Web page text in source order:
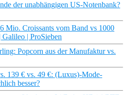
der unabhängigen US-Notenbank?
Mio. Croissants vom Band vs 1000
| ProSieben
Popcorn aus der Manufaktur vs.
139 € vs. 49 €: (Luxus)-Mode-
besser?